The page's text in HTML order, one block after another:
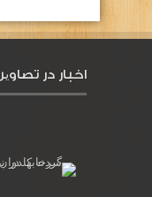
اخبار در تصاویر